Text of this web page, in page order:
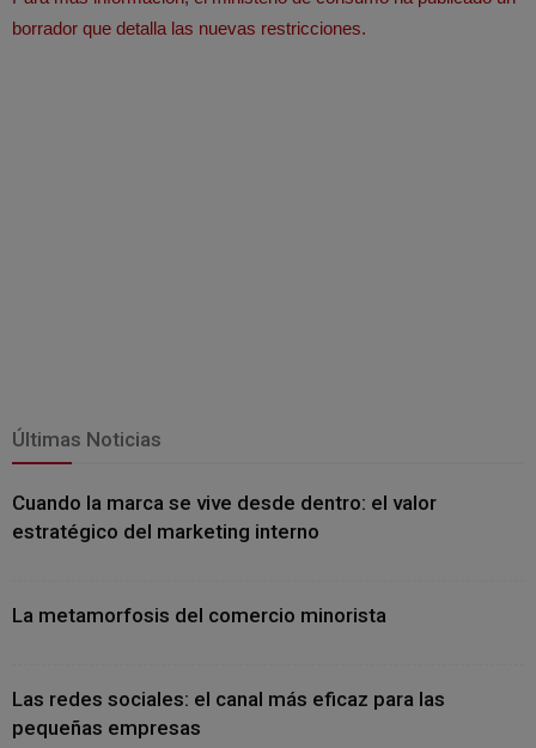
borrador que detalla las nuevas restricciones.
Últimas Noticias
Cuando la marca se vive desde dentro: el valor
estratégico del marketing interno
La metamorfosis del comercio minorista
Las redes sociales: el canal más eficaz para las
pequeñas empresas